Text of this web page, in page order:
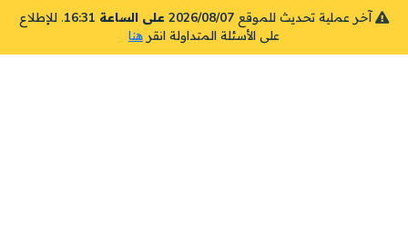
آخر عملية تحديث للموقع 2026/08/07 على الساعة 16:31
. للإطلاع
على الأسئلة المتداولة انقر هنا